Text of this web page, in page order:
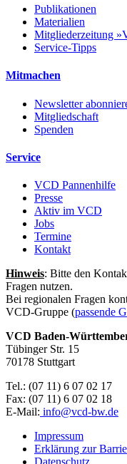
Publikationen
Materialien
Mitgliederzeitung
Service-Tipps
Mitmachen
Newsletter
Mitgliedschaft
Spenden
Service
VCD Pannenhilfe
Presse
Aktiv im VCD
Jobs
Termine
Kontakt
Hinweis: Bitte den
Fragen nutzen.
Bei regionalen Fragen
VCD-Gruppe (passende
VCD Baden-
Tübinger Str. 15
70178 Stuttgart
Tel.: (07 11) 6 07 02 17
Fax: (07 11) 6 07 02 18
E-Mail: info@vcd-bw.de
Impressum
Erklärung zur